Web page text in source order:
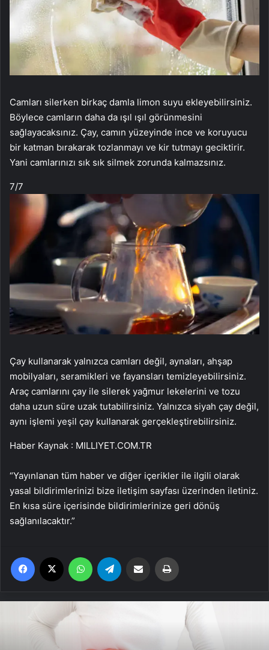
Camları silerken birkaç damla limon suyu ekleyebilirsiniz.
Böylece camların daha da ışıl ışıl görünmesini
sağlayacaksınız. Çay, camın yüzeyinde ince ve koruyucu
bir katman bırakarak tozlanmayı ve kir tutmayı geciktirir.
Yani camlarınızı sık sık silmek zorunda kalmazsınız.
7/7
Çay kullanarak yalnızca camları değil, aynaları, ahşap
mobilyaları, seramikleri ve fayansları temizleyebilirsiniz.
Araç camlarını çay ile silerek yağmur lekelerini ve tozu
daha uzun süre uzak tutabilirsiniz. Yalnızca siyah çay değil,
aynı işlemi yeşil çay kullanarak gerçekleştirebilirsiniz.
Haber Kaynak : MILLIYET.COM.TR
“Yayınlanan tüm haber ve diğer içerikler ile ilgili olarak
yasal bildirimlerinizi bize iletişim sayfası üzerinden iletiniz.
En kısa süre içerisinde bildirimlerinize geri dönüş
sağlanılacaktır.”
Facebook WhatsApp Email'den paylaş